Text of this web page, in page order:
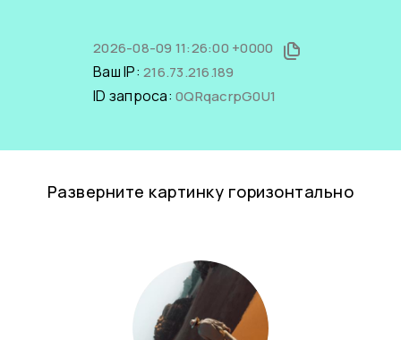
2026-08-09 11:26:00 +0000
Ваш IP: 216.73.216.189
ID запроса: 0QRqacrpG0U1
Разверните картинку горизонтально